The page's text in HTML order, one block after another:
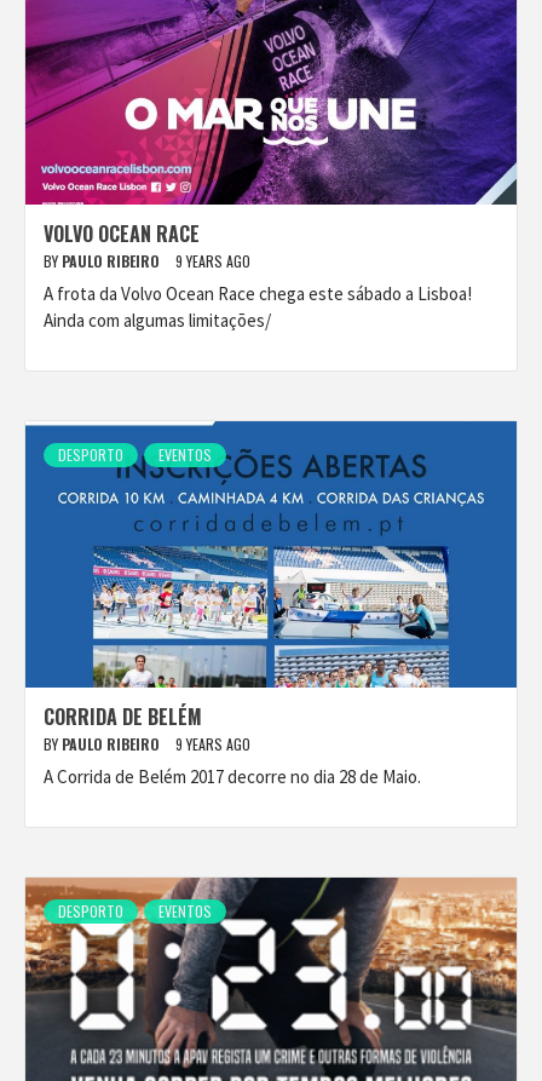
VOLVO OCEAN RACE
BY PAULO RIBEIRO 9 YEARS AGO
A frota da Volvo Ocean Race chega este sábado a Lisboa!
Ainda com algumas limitações/
DESPORTO EVENTOS
CORRIDA DE BELÉM
BY PAULO RIBEIRO 9 YEARS AGO
A Corrida de Belém 2017 decorre no dia 28 de Maio.
DESPORTO EVENTOS